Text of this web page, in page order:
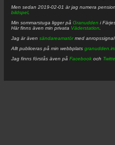
Men sedan 2019-02-01 är jag numera
bildspel.
Min sommarstuga ligger på Granudden i
Här finns även min privata Väderstation
Jag är även sändareamatörmed anropssignal
Allt publiceras på min webbplats
Jag finns förstås även på Facebook och